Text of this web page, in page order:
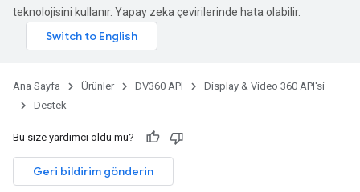
teknolojisini kullanır. Yapay zeka çevirilerinde hata olabilir.
Ana Sayfa Ürünler DV360 API
Display & Video 360 API'si
Destek
Bu size yardımcı oldu mu?
Geri bildirim gönderin